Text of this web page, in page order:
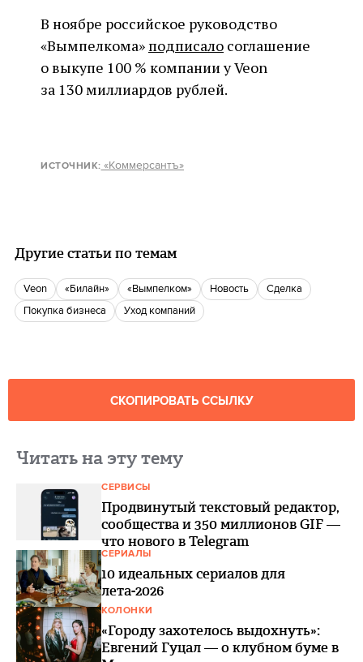
В ноябре российское руководство
«Вымпелкома» подписало соглашение
о выкупе 100 % компании у Veon
за 130 миллиардов рублей.
ИСТОЧНИК: «Коммерсантъ»
Другие статьи по темам
Veon «Билайн» «Вымпелком» Новость
сделка
Покупка бизнеса
Уход компаний
СКОПИРОВАТЬ ССЫЛКУ
Читать на эту тему
СЕРВИСЫ
Продвинутый текстовый редактор,
сообщества и 350 миллионов GIF —
что нового в Telegram
СЕРИАЛЫ
10 идеальных сериалов для
лета-2026
КОЛОНКИ
«Городу захотелось выдохнуть»:
Евгений Гуцал — о клубном буме в